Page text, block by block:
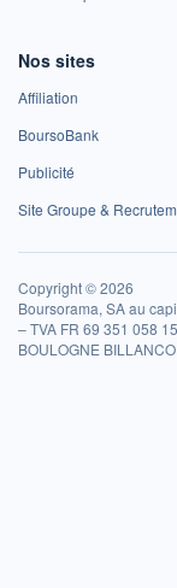
Nos sites
Affiliation
BoursoBank
Publicité
Site Groupe &
Copyright © 2026
Boursorama, SA au
– TVA FR 69 351 058
BOULOGNE